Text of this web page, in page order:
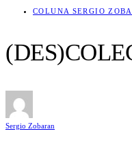
COLUNA SERGIO
Sergio Zobaran